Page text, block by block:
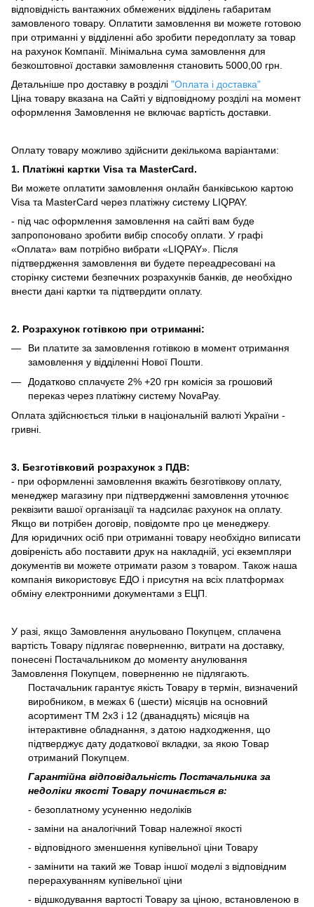
відповідність вантажних обмежених відділень габаритам
замовленого товару. Оплатити замовлення ви можете готовою
при отриманні у відділенні або зробити передоплату за товар
на рахунок Компанії. Мінімальна сума замовлення для
безкоштовної доставки замовлення становить 5000,00 грн.
Детальніше про доставку в розділі "Оплата і доставка"
Ціна товару вказана на Сайті у відповідному розділі на момент
оформлення Замовлення не включає вартість доставки.
Оплату товару можливо здійснити декількома варіантами:
1. Платіжні картки Visa та MasterCard.
Ви можете оплатити замовлення онлайн банківською картою
Visa та MasterCard через платіжну систему LIQPAY.
- під час оформлення замовлення на сайті вам буде
запропоновано зробити вибір способу оплати. У графі
«Оплата» вам потрібно вибрати «LIQPAY». Після
підтвердження замовлення ви будете переадресовані на
сторінку системи безпечних розрахунків банків, де необхідно
внести дані картки та підтвердити оплату.
2. Розрахунок готівкою при отриманні:
Ви платите за замовлення готівкою в момент отримання
замовлення у відділенні Нової Пошти.
Додатково сплачуєте 2% +20 грн комісія за грошовий
переказ через платіжну систему NovaPay.
Оплата здійснюється тільки в національній валюті України -
гривні.
3. Безготівковий розрахунок з ПДВ:
- при оформленні замовлення вкажіть безготівкову оплату,
менеджер магазину при підтвердженні замовлення уточнює
реквізити вашої організації та надсилає рахунок на оплату.
Якщо ви потрібен договір, повідомте про це менеджеру.
Для юридичних осіб при отриманні товару необхідно виписати
довіреність або поставити друк на накладній, усі екземпляри
документів ви можете отримати разом з товаром. Також наша
компанія використовує ЕДО і присутня на всіх платформах
обміну електронними документами з ЕЦП.
У разі, якщо Замовлення анульовано Покупцем, сплачена
вартість Товару підлягає поверненню, витрати на доставку,
понесені Постачальником до моменту анулювання
Замовлення Покупцем, поверненню не підлягають.
Постачальник гарантує якість Товару в термін, визначений
виробником, в межах 6 (шести) місяців на основний
асортимент ТМ 2х3 і 12 (дванадцять) місяців на
інтерактивне обладнання, з датою надходження, що
підтверджує дату додаткової вкладки, за якою Товар
отриманий Покупцем.
Гарантійна відповідальність Постачальника за
недоліки якості Товару починається в:
- безоплатному усуненню недоліків
- заміни на аналогічний Товар належної якості
- відповідного зменшення купівельної ціни Товару
- замінити на такий же Товар іншої моделі з відповідним
перерахуванням купівельної ціни
- відшкодування вартості Товару за ціною, встановленою в